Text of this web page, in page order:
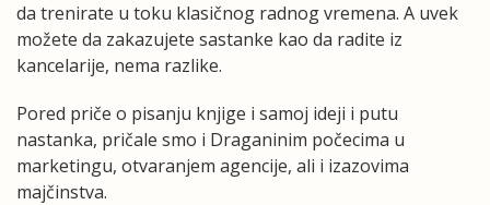
da trenirate u toku klasičnog radnog vremena. A uvek
možete da zakazujete sastanke kao da radite iz
kancelarije, nema razlike.
Pored priče o pisanju knjige i samoj ideji i putu
nastanka, pričale smo i Draganinim počecima u
marketingu, otvaranjem agencije, ali i izazovima
majčinstva.